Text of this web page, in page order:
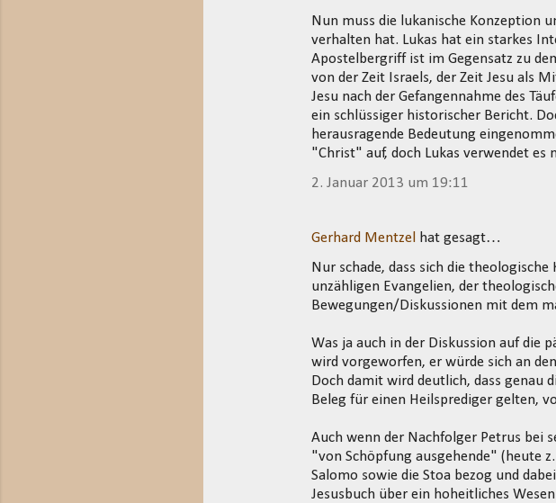
Nun muss die lukanische Konzeption
verhalten hat. Lukas hat ein starkes
Apostelbergriff ist im Gegensatz zu
von der Zeit Israels, der Zeit Jesu als
Jesu nach der Gefangennahme des
ein schlüssiger historischer Bericht.
herausragende Bedeutung
"Christ" auf, doch Lukas verwendet es
2. Januar 2013 um 19:11
Gerhard Mentzel
hat gesagt…
Nur schade, dass sich die
unzähligen Evangelien, der
Bewegungen/Diskussionen mit dem
Was ja auch in der Diskussion auf die
wird vorgeworfen, er würde sich an
Doch damit wird deutlich, dass genau
Beleg für einen Heilsprediger gelten,
Auch wenn der Nachfolger Petrus bei
"von Schöpfung ausgehende" (heute
Salomo sowie die Stoa bezog und
Jesusbuch über ein hoheitliches